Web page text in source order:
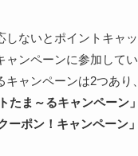
しないとポイントキャ
ャンペーンに参加して
キャンペーンは2つあり
たま～るキャンペーン」
ーポン！キャンペーン」